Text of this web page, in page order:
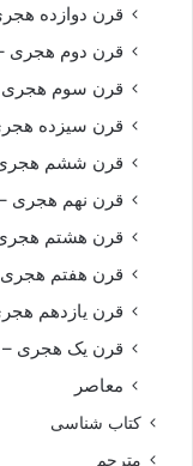
قرن دوازده هجری – ۱۰۶۷ الی
قرن دوم هجری – ۹۷ الی ۱۹۴
قرن سوم هجری – ۱۹۴ الی ۲۹۱
قرن سیزده هجری – ۱۱۶۴ الی
قرن ششم هجری – ۴۸۵ الی
قرن نهم هجری – ۷۷۶ الی ۸۷۳
قرن هشتم هجری – ۶۷۹ الی
قرن هفتم هجری ۵۸۲ الی ۶۷۹ شمسی
قرن یازدهم هجری – ۹۷۰ الی
قرن یک هجری – ۱ الی ۹۷ شمسی –
معاصر
کتاب شناسی
مترجم